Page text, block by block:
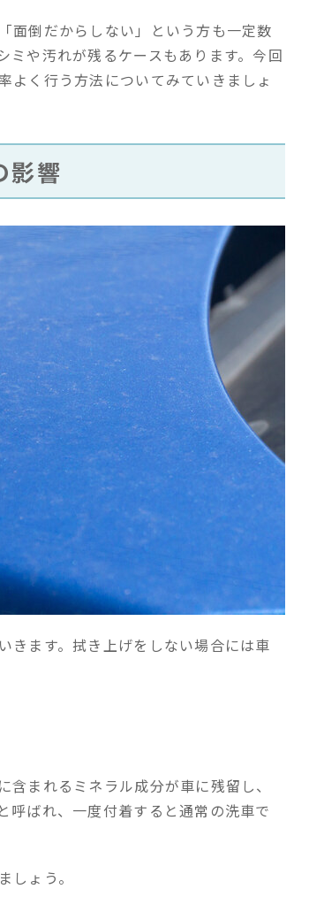
面倒だからしない」という方も一定数
ミや汚れが残るケースもあります。今回
よく行う方法についてみていきましょ
影響
きます。拭き上げをしない場合には車
まれるミネラル成分が車に残留し、
呼ばれ、一度付着すると通常の洗車で
ょう。